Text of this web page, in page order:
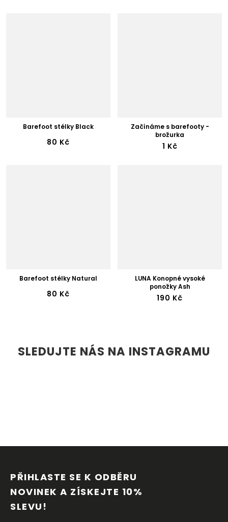
Barefoot stélky Black
80 Kč
Začínáme s barefooty -
brožurka
1 Kč
Barefoot stélky Natural
80 Kč
LUNA Konopné vysoké
ponožky Ash
190 Kč
SLEDUJTE NÁS NA INSTAGRAMU
PŘIHLASTE SE K ODBĚRU
NOVINEK A ZÍSKEJTE 10%
SLEVU!